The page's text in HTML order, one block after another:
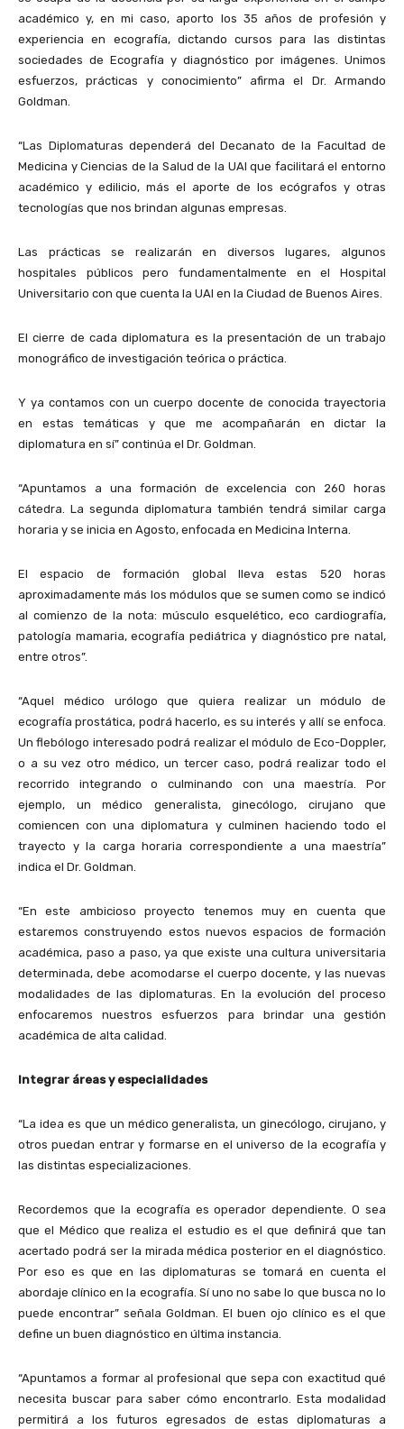
académico y, en mi caso, aporto los 35 años de profesión y
experiencia en ecografía, dictando cursos para las distintas
sociedades de Ecografía y diagnóstico por imágenes. Unimos
esfuerzos, prácticas y conocimiento” afirma el Dr. Armando
Goldman.
“Las Diplomaturas dependerá del Decanato de la Facultad de
Medicina y Ciencias de la Salud de la UAI que facilitará el entorno
académico y edilicio, más el aporte de los ecógrafos y otras
tecnologías que nos brindan algunas empresas.
Las prácticas se realizarán en diversos lugares, algunos
hospitales públicos pero fundamentalmente en el Hospital
Universitario con que cuenta la UAI en la Ciudad de Buenos Aires.
El cierre de cada diplomatura es la presentación de un trabajo
monográfico de investigación teórica o práctica.
Y ya contamos con un cuerpo docente de conocida trayectoria
en estas temáticas y que me acompañarán en dictar la
diplomatura en sí” continúa el Dr. Goldman.
“Apuntamos a una formación de excelencia con 260 horas
cátedra. La segunda diplomatura también tendrá similar carga
horaria y se inicia en Agosto, enfocada en Medicina Interna.
El espacio de formación global lleva estas 520 horas
aproximadamente más los módulos que se sumen como se indicó
al comienzo de la nota: músculo esquelético, eco cardiografía,
patología mamaria, ecografía pediátrica y diagnóstico pre natal,
entre otros”.
“Aquel médico urólogo que quiera realizar un módulo de
ecografía prostática, podrá hacerlo, es su interés y allí se enfoca.
Un flebólogo interesado podrá realizar el módulo de Eco-Doppler,
o a su vez otro médico, un tercer caso, podrá realizar todo el
recorrido integrando o culminando con una maestría. Por
ejemplo, un médico generalista, ginecólogo, cirujano que
comiencen con una diplomatura y culminen haciendo todo el
trayecto y la carga horaria correspondiente a una maestría”
indica el Dr. Goldman.
“En este ambicioso proyecto tenemos muy en cuenta que
estaremos construyendo estos nuevos espacios de formación
académica, paso a paso, ya que existe una cultura universitaria
determinada, debe acomodarse el cuerpo docente, y las nuevas
modalidades de las diplomaturas. En la evolución del proceso
enfocaremos nuestros esfuerzos para brindar una gestión
académica de alta calidad.
Integrar áreas y especialidades
“La idea es que un médico generalista, un ginecólogo, cirujano, y
otros puedan entrar y formarse en el universo de la ecografía y
las distintas especializaciones.
Recordemos que la ecografía es operador dependiente. O sea
que el Médico que realiza el estudio es el que definirá que tan
acertado podrá ser la mirada médica posterior en el diagnóstico.
Por eso es que en las diplomaturas se tomará en cuenta el
abordaje clínico en la ecografía. Sí uno no sabe lo que busca no lo
puede encontrar” señala Goldman. El buen ojo clínico es el que
define un buen diagnóstico en última instancia.
“Apuntamos a formar al profesional que sepa con exactitud qué
necesita buscar para saber cómo encontrarlo. Esta modalidad
permitirá a los futuros egresados de estas diplomaturas a